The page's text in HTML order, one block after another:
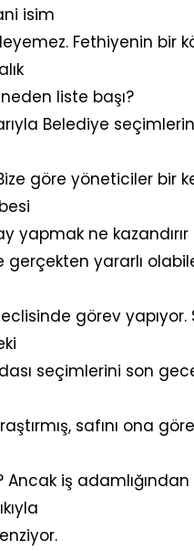
isim
Fethiyenin bir
liste başı?
Belediye
göre yöneticiler bir
yapmak ne kazandırır
gerçekten yararlı
görev
seçimlerini son
safını ona
iş